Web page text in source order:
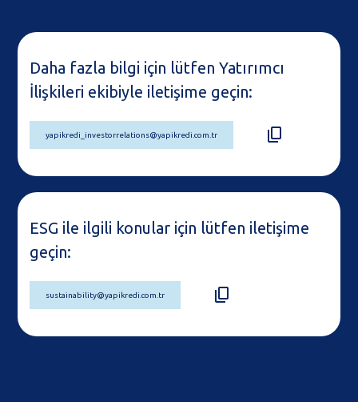
Daha fazla bilgi için lütfen Yatırımcı
İlişkileri ekibiyle iletişime geçin:
yapikredi_investorrelations@yapikredi.com.tr
ESG ile ilgili konular için lütfen iletişime
geçin:
sustainability@yapikredi.com.tr